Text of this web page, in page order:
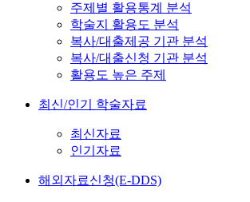
주제별 활용통계 분석
학술지 활용도 분석
복사/대출제공 기관 분석
복사/대출신청 기관 분석
활용도 높은 주제
최신/인기 학술자료
최신자료
인기자료
해외자료신청(E-DDS)